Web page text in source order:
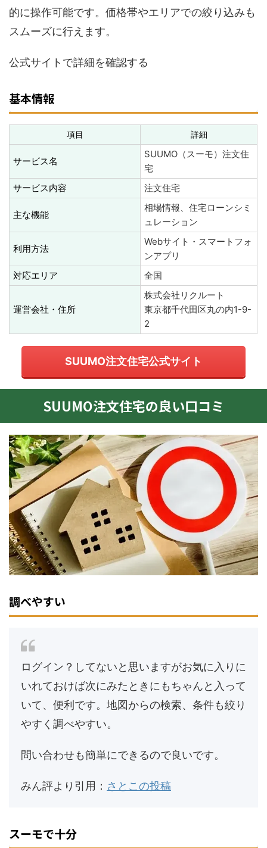
的に操作可能です。価格帯やエリアでの絞り込みも
スムーズに行えます。
公式サイトで詳細を確認する
基本情報
項目 詳細
サービス名
SUUMO（スーモ）注文住
宅
サービス内容
注文住宅
主な機能
相場情報、住宅ローンシミ
ュレーション
利用方法
Webサイト・スマートフォ
ンアプリ
対応エリア
全国
運営会社・住所
株式会社リクルート
東京都千代田区丸の内1-9-
2
SUUMO注文住宅公式サイト
SUUMO注文住宅の良い口コミ
調べやすい
ログイン？してないと思いますがお気に入りに
いれておけば次にみたときにもちゃんと入って
いて、便利です。地図からの検索、条件も絞り
やすく調べやすい。
問い合わせも簡単にできるので良いです。
みん評より引用： さとこの投稿
スーモで十分